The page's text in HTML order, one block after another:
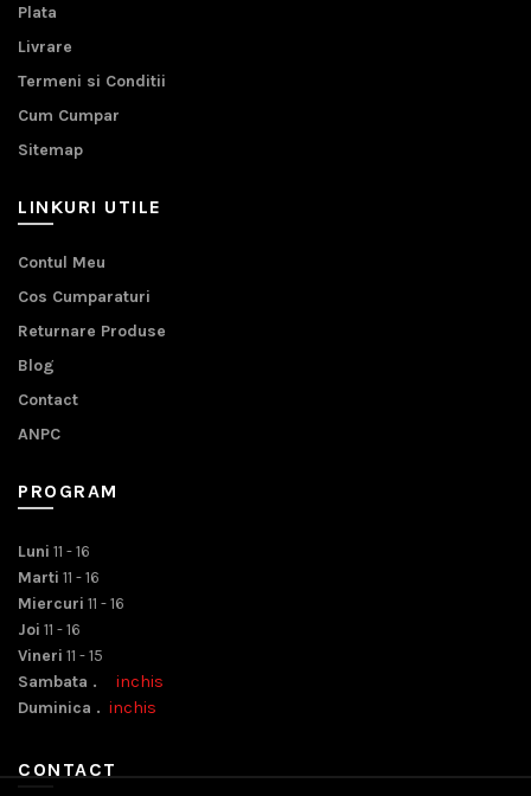
Plata
Livrare
Termeni si Conditii
Cum Cumpar
Sitemap
LINKURI UTILE
Contul Meu
Cos Cumparaturi
Returnare Produse
Blog
Contact
ANPC
PROGRAM
Luni 11 - 16
Marti 11 - 16
Miercuri 11 - 16
Joi 11 - 16
Vineri 11 - 15
Sambata . inchis
Duminica . inchis
CONTACT